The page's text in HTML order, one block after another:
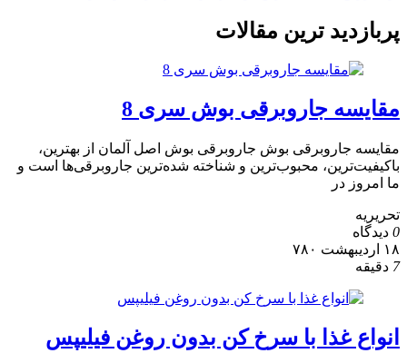
پربازدید ترین مقالات
مقایسه جاروبرقی بوش سری 8
مقایسه جاروبرقی بوش جاروبرقی بوش اصل آلمان از بهترین،
باکیفیت‌ترین، محبوب‌ترین و شناخته شده‌ترین جاروبرقی‌ها است و
ما امروز در
تحریریه
0 دیدگاه
۱۸ اردیبهشت ۷۸۰
7 دقیقه
انواع غذا با سرخ کن بدون روغن فیلیپس